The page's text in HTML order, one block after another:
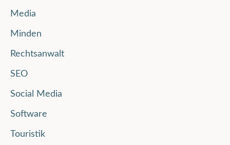
Media
Minden
Rechtsanwalt
SEO
Social Media
Software
Touristik